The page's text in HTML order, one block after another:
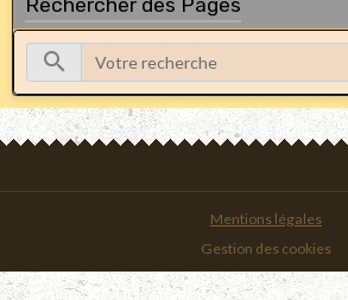
Mentions légales
Gestion des cookies